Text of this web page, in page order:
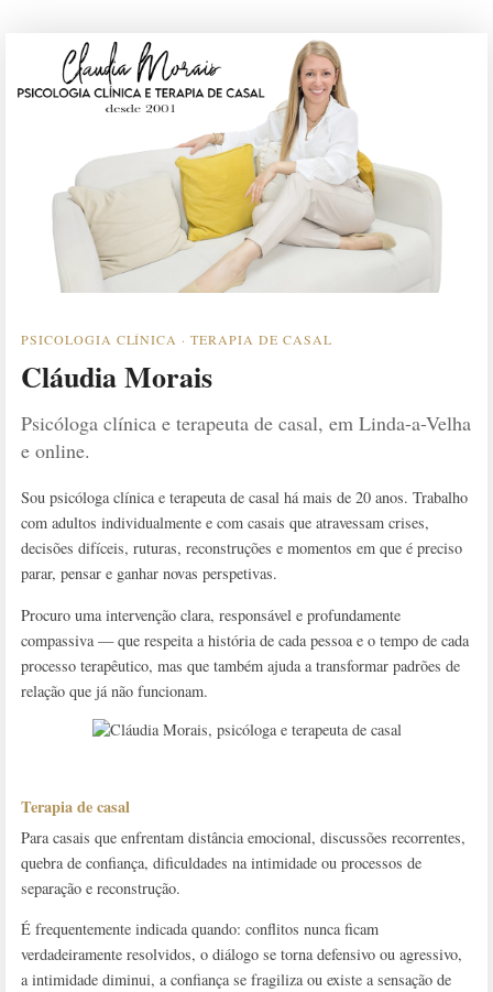
PSICOLOGIA CLÍNICA · TERAPIA DE CASAL
Cláudia Morais
Psicóloga clínica e terapeuta de casal, em Linda-a-Velha
e online.
Sou psicóloga clínica e terapeuta de casal há mais de 20 anos. Trabalho
com adultos individualmente e com casais que atravessam crises,
decisões difíceis, ruturas, reconstruções e momentos em que é preciso
parar, pensar e ganhar novas perspetivas.
Procuro uma intervenção clara, responsável e profundamente
compassiva — que respeita a história de cada pessoa e o tempo de cada
processo terapêutico, mas que também ajuda a transformar padrões de
relação que já não funcionam.
Terapia de casal
Para casais que enfrentam distância emocional, discussões recorrentes,
quebra de confiança, dificuldades na intimidade ou processos de
separação e reconstrução.
É frequentemente indicada quando: conflitos nunca ficam
verdadeiramente resolvidos, o diálogo se torna defensivo ou agressivo,
a intimidade diminui, a confiança se fragiliza ou existe a sensação de